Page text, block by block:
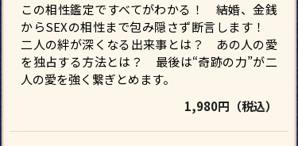
この相性鑑定ですべてがわかる！ 結婚、金銭
からSEXの相性まで包み隠さず断言します！
二人の絆が深くなる出来事とは？ あの人の愛
を独占する方法とは？ 最後は“奇跡の力”が二
人の愛を強く繋ぎとめます。
1,980円（税込）